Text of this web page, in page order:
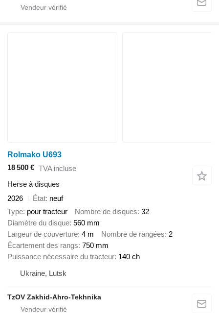
Rolmako U693
18 500 € TVA incluse
Herse à disques
2026
État neuf
Type pour tracteur Nombre de disques 32
Diamètre du disque 560 mm
Largeur de couverture 4 m Nombre de rangées 2
Écartement des rangs 750 mm
Puissance nécessaire du tracteur 140 ch
Ukraine, Lutsk
TzOV Zakhid-Ahro-Tekhnika